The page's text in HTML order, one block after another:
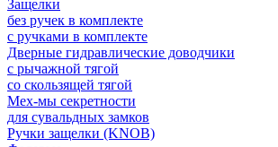
Защелки
без ручек в комплекте
с ручками в комплекте
Дверные гидравлические доводчики
с рычажной тягой
со скользящей тягой
Мех-мы секретности
для сувальдных замков
Ручки защелки (KNOB)